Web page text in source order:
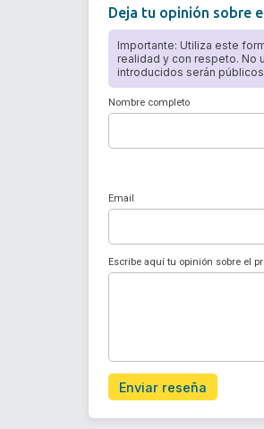
Deja tu opinión sobre
Importante: Utiliza este
realidad y con respeto. No
introducidos serán
Nombre completo
Email
Escribe aquí tu opinión sobre el
Enviar reseña